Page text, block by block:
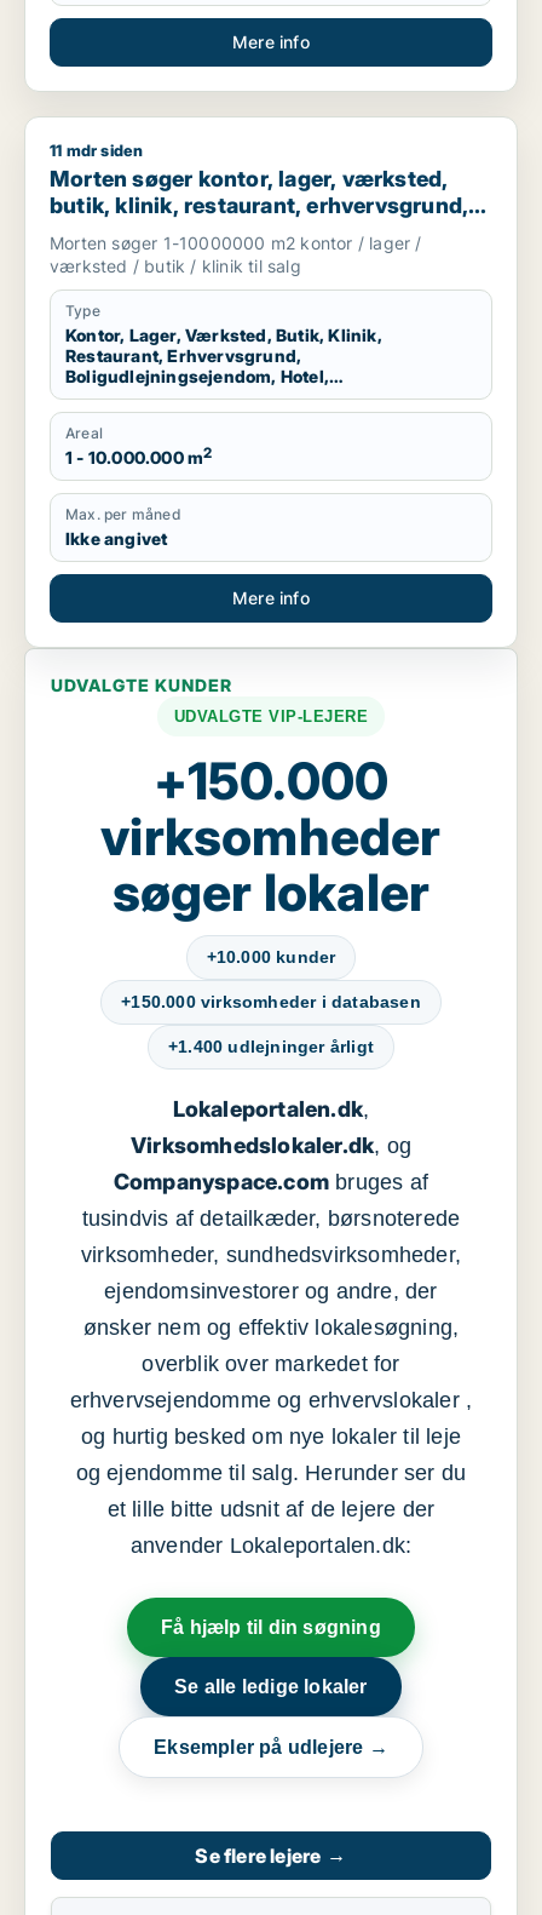
Mere info
Morten søger kontor, lager, værksted, butik, klinik,
11 mdr siden
Morten søger kontor, lager, værksted,
butik, klinik, restaurant, erhvervsgrund,
boligudlejningsejendom, hotel eller
produktionslokaler til salg i Region
Nordjylland
Morten søger 1-10000000 m2 kontor / lager /
værksted / butik / klinik til salg
Type
Kontor, Lager, Værksted, Butik, Klinik,
Restaurant, Erhvervsgrund,
Boligudlejningsejendom, Hotel,
Produktionslokaler
Areal
1 - 10.000.000 m2
Max. per måned
Ikke angivet
Mere info
UDVALGTE KUNDER
UDVALGTE VIP-LEJERE
+150.000
virksomheder
søger lokaler
+10.000 kunder
+150.000 virksomheder i databasen
+1.400 udlejninger årligt
Lokaleportalen.dk,
Virksomhedslokaler.dk, og
Companyspace.com bruges af
tusindvis af detailkæder, børsnoterede
virksomheder, sundhedsvirksomheder,
ejendomsinvestorer og andre, der
ønsker nem og effektiv lokalesøgning,
overblik over markedet for
erhvervsejendomme og erhvervslokaler ,
og hurtig besked om nye lokaler til leje
og ejendomme til salg. Herunder ser du
et lille bitte udsnit af de lejere der
anvender Lokaleportalen.dk:
Få hjælp til din søgning
Se alle ledige lokaler
Eksempler på udlejere →
Se flere lejere →